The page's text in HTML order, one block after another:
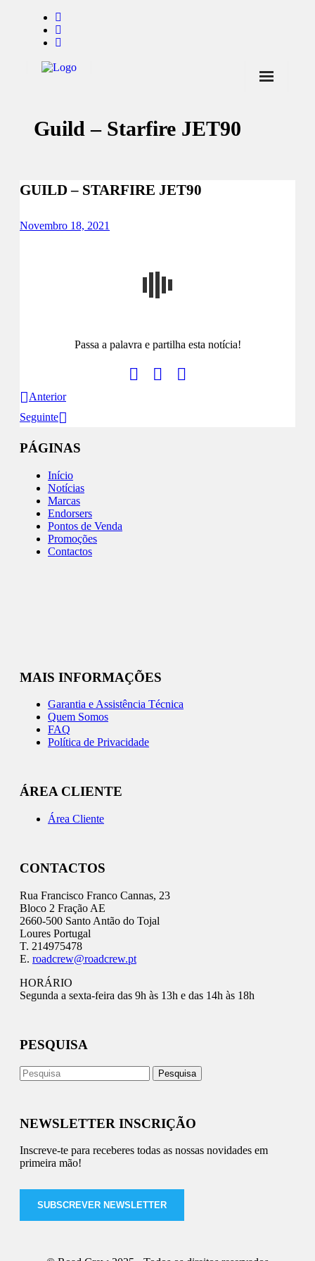
Notícias
Endorsers
Guild – Starfire JET90
GUILD – STARFIRE JET90
Novembro 18, 2021
Passa a palavra e partilha esta notícia!
Anterior
Seguinte
PÁGINAS
Início
Notícias
Marcas
Endorsers
Pontos de Venda
Promoções
Contactos
MAIS INFORMAÇÕES
Garantia e Assistência Técnica
Quem Somos
FAQ
Política de Privacidade
ÁREA CLIENTE
Área Cliente
CONTACTOS
Rua Francisco Franco Cannas, 23
Bloco 2 Fração AE
2660-500 Santo Antão do Tojal
Loures Portugal
T. 214975478
E. roadcrew@roadcrew.pt
HORÁRIO
Segunda a sexta-feira das 9h às 13h e das 14h às 18h
PESQUISA
NEWSLETTER INSCRIÇÃO
Inscreve-te para receberes todas as nossas novidades em
primeira mão!
SUBSCREVER NEWSLETTER